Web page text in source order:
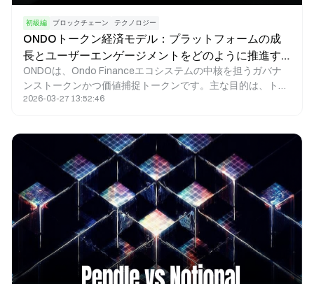
初級編 ブロックチェーン テクノロジー
ONDOトークン経済モデル：プラットフォームの成
長とユーザーエンゲージメントをどのように推進す
るのか
ONDOは、Ondo Financeエコシステムの中核を担うガバナ
ンストークンかつ価値捕捉トークンです。主な目的は、トー
クンインセンティブの仕組みを活用し、従来型金融資産
を促進することにあります。
2026-03-27 13:52:46